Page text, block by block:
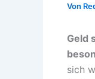
Von
Geld
sich